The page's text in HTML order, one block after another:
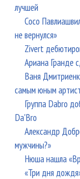
лучшей
Сосо
не вернулся»
Zivert
Ариана Гранде
Ваня
самым юным
Группа Dabro
Da'Bro
Александр
мужчины?»
Нюша нашла
«Три дня